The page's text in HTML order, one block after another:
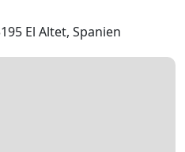
El Altet, Spanien